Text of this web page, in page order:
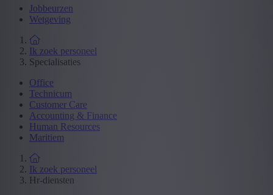
Jobbeurzen
Wetgeving
Ik zoek personeel
Specialisaties
Office
Technicum
Customer Care
Accounting & Finance
Human Resources
Maritiem
Ik zoek personeel
Hr-diensten